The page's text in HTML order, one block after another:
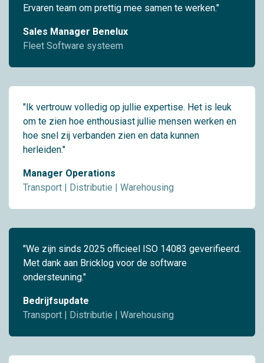
Ervaren team om prettig mee samen te werken."
Sales Manager Benelux
Fleet Software systeem
"Ik vertrouw volledig op jullie expertise. Het is leuk
om te zien hoe enthousiast jullie mensen werken en
hoe snel zij verbanden zien en data kunnen
herleiden."
Manager Operations
Transport | Distributie | Warehousing
"We zijn sinds 2025 officieel ISO 14083 geverifieerd.
Met dank aan Bricklog voor de software
ondersteuning."
Bedrijfsupdate
Transport | Distributie | Warehousing